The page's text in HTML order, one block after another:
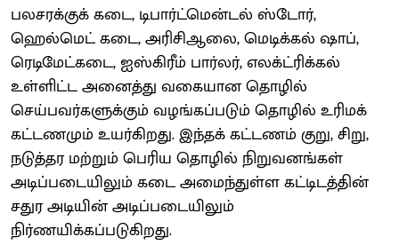
பலசரக்குக் கடை, டிபார்ட்மென்டல் ஸ்டோர்,
ஹெல்மெட் கடை, அரிசிஆலை, மெடிக்கல் ஷாப்,
ரெடிமேட்கடை, ஐஸ்கிரீம் பார்லர், எலக்ட்ரிக்கல்
உள்ளிட்ட அனைத்து வகையான தொழில்
செய்பவர்களுக்கும் வழங்கப்படும் தொழில் உரிமக்
கட்டணமும் உயர்கிறது. இந்தக் கட்டணம் குறு, சிறு,
நடுத்தர மற்றும் பெரிய தொழில் நிறுவனங்கள்
அடிப்படையிலும் கடை அமைந்துள்ள கட்டிடத்தின்
சதுர அடியின் அடிப்படையிலும்
நிர்ணயிக்கப்படுகிறது.